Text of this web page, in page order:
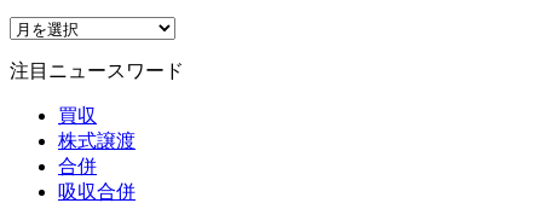
注目ニュースワード
買収
株式譲渡
合併
吸収合併